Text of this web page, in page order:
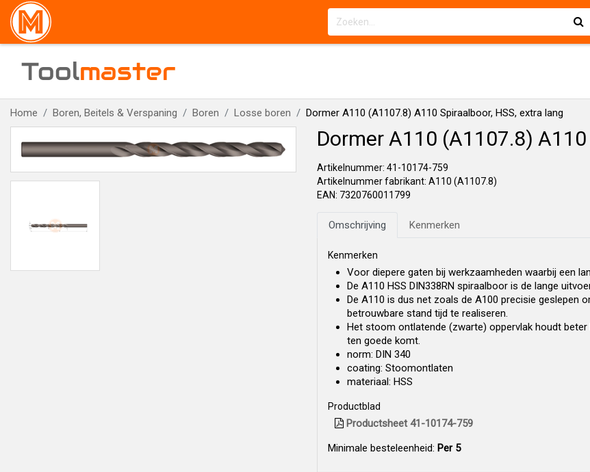
Toolmaster
Home Boren, Beitels & Verspaning Boren Losse boren Dormer A110 (A1107.8) A110 Spiraalboor, HSS, extra lang
Dormer A110 (A1107.8)
Artikelnummer: 41-10174-759
Artikelnummer fabrikant: A110 (A1107.8)
EAN: 7320760011799
Omschrijving Kenmerken
Kenmerken
Voor diepere gaten bij werkzaamheden waarbij een
De A110 HSS DIN338RN spiraalboor is de lange
De A110 is dus net zoals de A100 precisie geslepen
betrouwbare stand tijd te realiseren.
Het stoom ontlatende (zwarte) oppervlak houdt
ten goede komt.
norm: DIN 340
coating: Stoomontlaten
materiaal: HSS
Productblad
Productsheet 41-10174-759
Minimale besteleenheid: Per 5